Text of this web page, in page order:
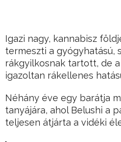
Igazi nagy, kannabisz
termeszti a gyógyhatású,
rákgyilkosnak tartott, de
igazoltan rákellenes
Néhány éve egy barátja
tanyájára, ahol Belushi a
teljesen átjárta a vidéki